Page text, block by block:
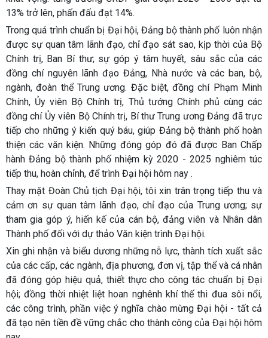
13% trở lên, phấn đấu đạt 14%.
Trong quá trình chuẩn bị Đại hội, Đảng bộ thành phố luôn nhận
được sự quan tâm lãnh đạo, chỉ đạo sát sao, kịp thời của Bộ
Chính trị, Ban Bí thư; sự góp ý tâm huyết, sâu sắc của các
đồng chí nguyên lãnh đạo Đảng, Nhà nước và các ban, bộ,
ngành, đoàn thể Trung ương. Đặc biệt, đồng chí Phạm Minh
Chính, Ủy viên Bộ Chính trị, Thủ tướng Chính phủ cùng các
đồng chí Ủy viên Bộ Chính trị, Bí thư Trung ương Đảng đã trực
tiếp cho những ý kiến quý báu, giúp Đảng bộ thành phố hoàn
thiện các văn kiện. Những đóng góp đó đã được Ban Chấp
hành Đảng bộ thành phố nhiệm kỳ 2020 - 2025 nghiêm túc
tiếp thu, hoàn chỉnh, để trình Đại hội hôm nay .
Thay mặt Đoàn Chủ tịch Đại hội, tôi xin trân trọng tiếp thu và
cảm ơn sự quan tâm lãnh đạo, chỉ đạo của Trung ương; sự
tham gia góp ý, hiến kế của cán bộ, đảng viên và Nhân dân
Thành phố đối với dự thảo Văn kiện trình Đại hội.
Xin ghi nhận và biểu dương những nỗ lực, thành tích xuất sắc
của các cấp, các ngành, địa phương, đơn vị, tập thể và cá nhân
đã đóng góp hiệu quả, thiết thực cho công tác chuẩn bị Đại
hội; đồng thời nhiệt liệt hoan nghênh khí thế thi đua sôi nổi,
các công trình, phần việc ý nghĩa chào mừng Đại hội - tất cả
đã tạo nên tiền đề vững chắc cho thành công của Đại hội hôm